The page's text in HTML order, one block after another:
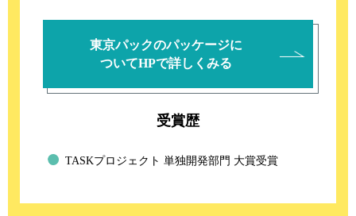
東京パックのパッケージに
ついてHPで詳しくみる
受賞歴
TASKプロジェクト 単独開発部門 大賞受賞